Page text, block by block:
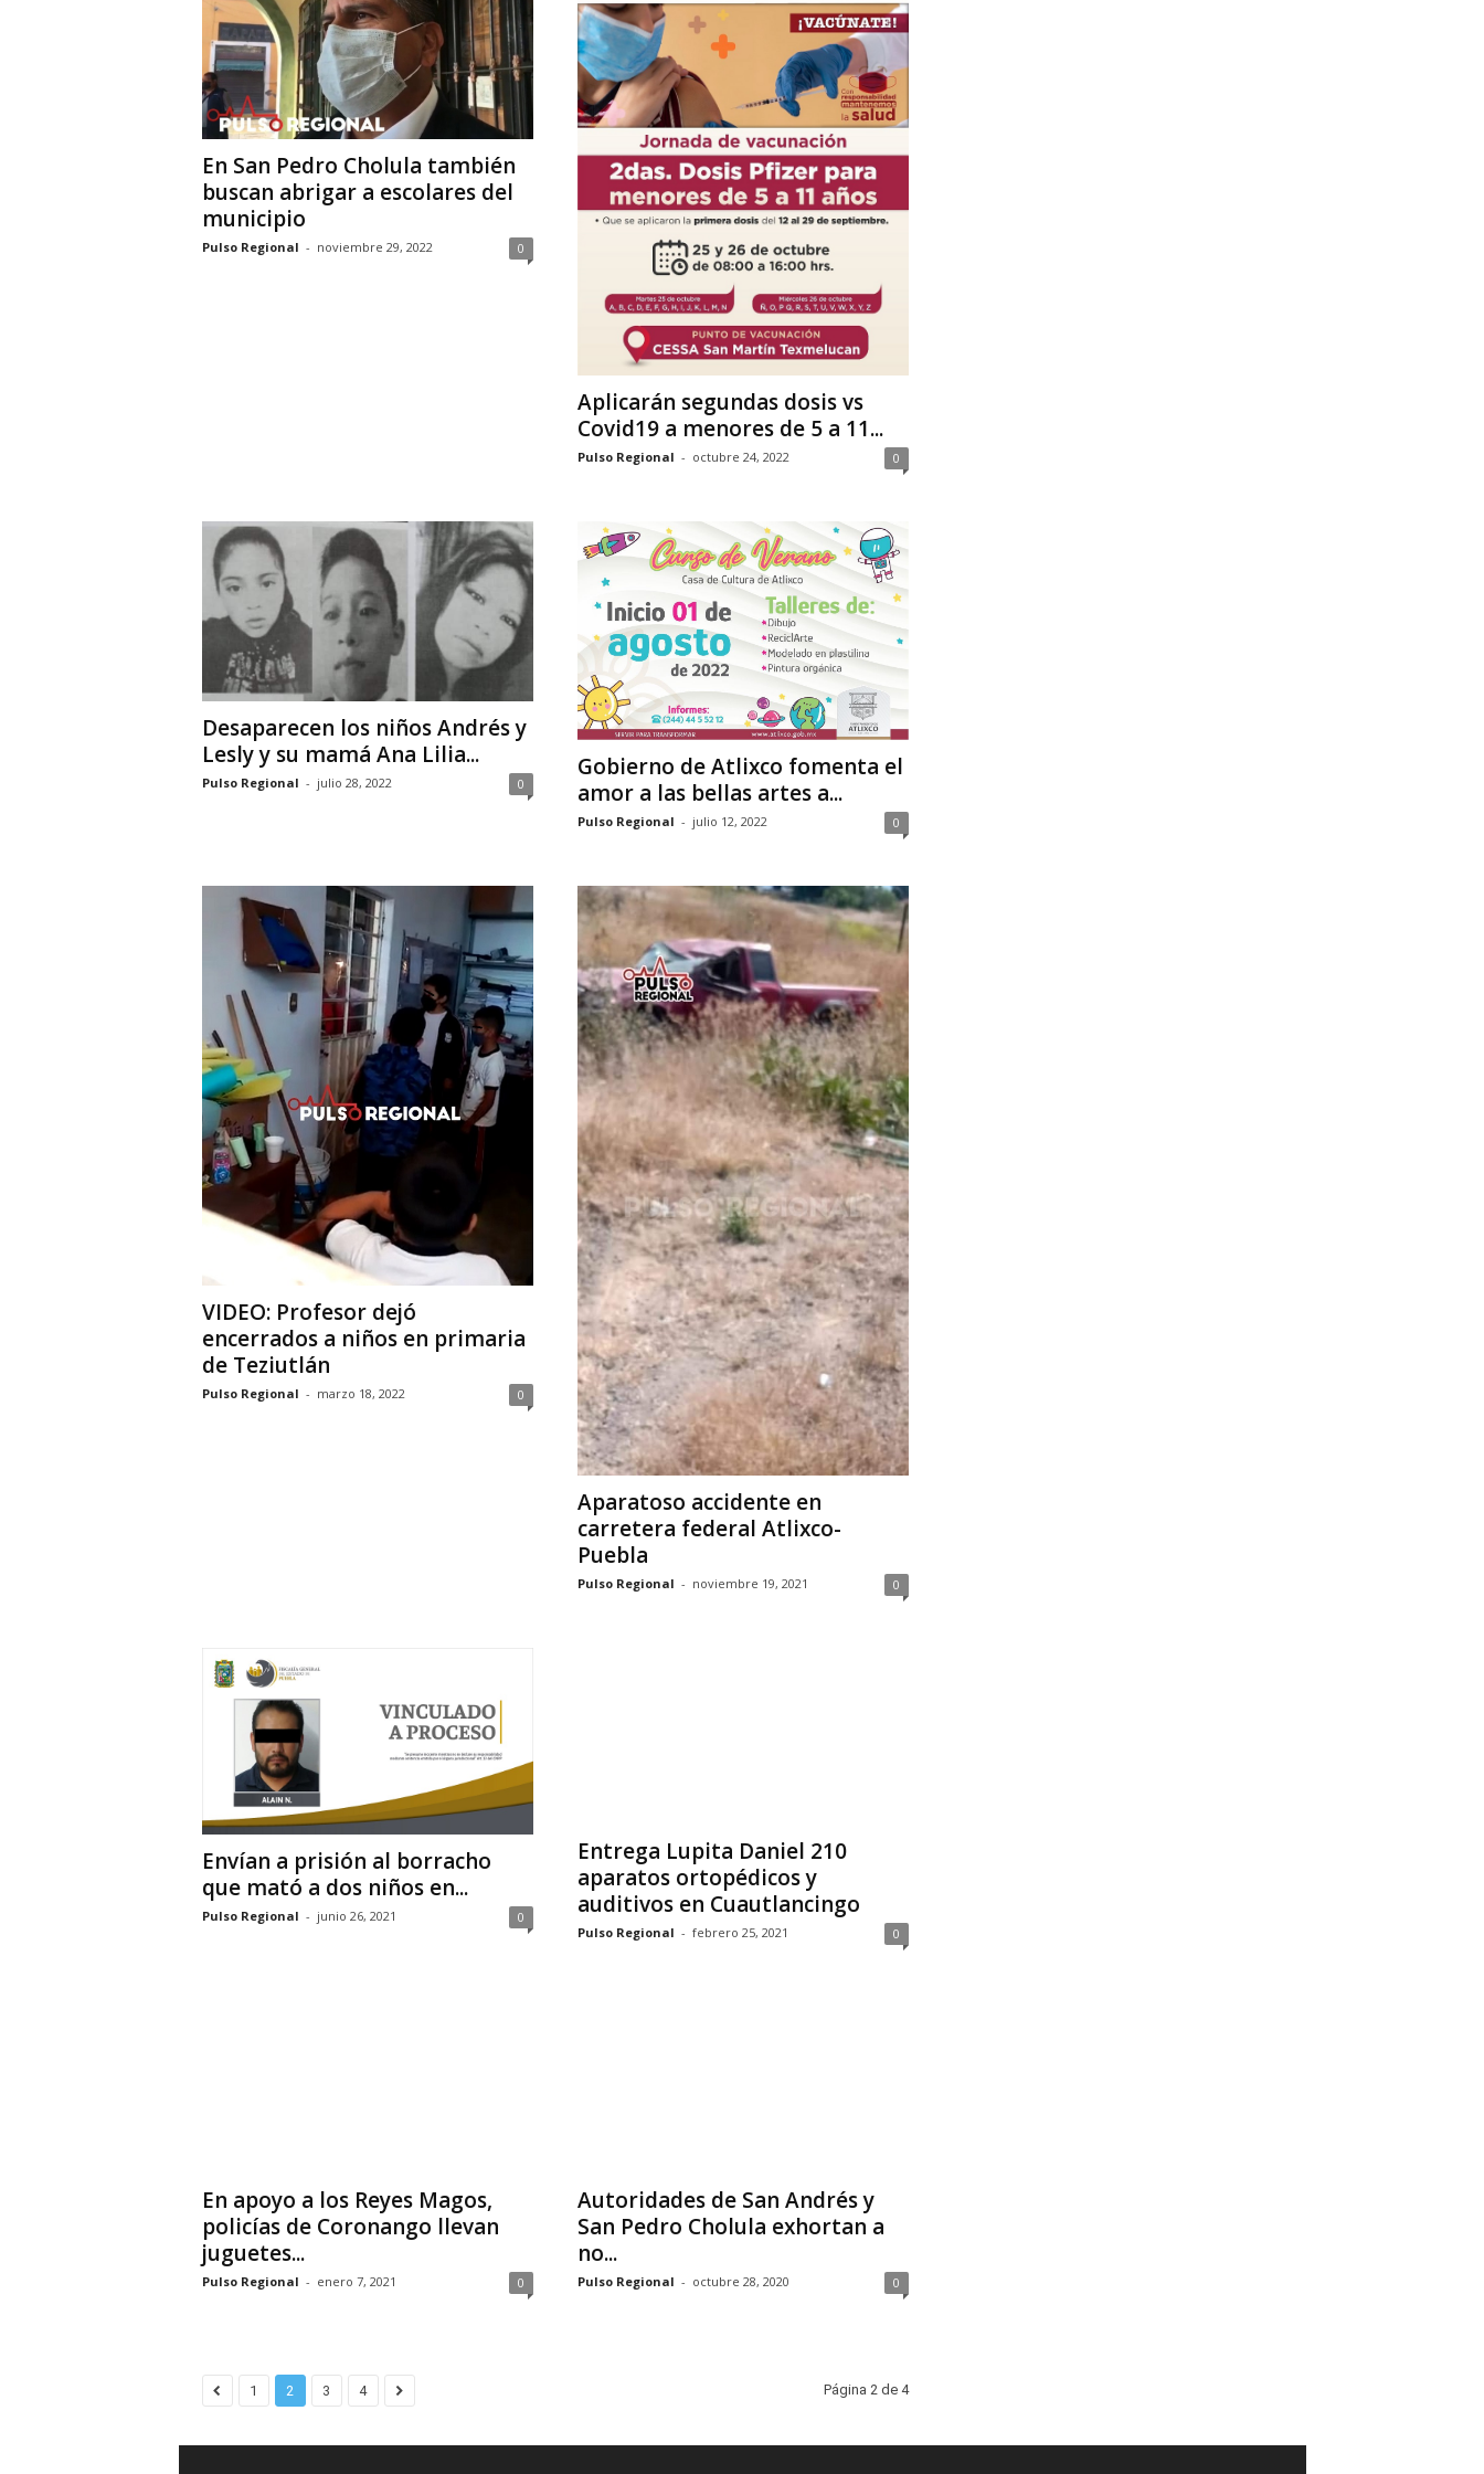
En San Pedro Cholula también
buscan abrigar a escolares del
municipio
Pulso Regional - noviembre 29, 2022 0
Aplicarán segundas dosis vs
Covid19 a menores de 5 a 11...
Pulso Regional - octubre 24, 2022 0
Desaparecen los niños Andrés y
Lesly y su mamá Ana Lilia...
Pulso Regional - julio 28, 2022 0
Gobierno de Atlixco fomenta el
amor a las bellas artes a...
Pulso Regional - julio 12, 2022 0
VIDEO: Profesor dejó
encerrados a niños en primaria
de Teziutlán
Pulso Regional - marzo 18, 2022 0
Aparatoso accidente en
carretera federal Atlixco-
Puebla
Pulso Regional - noviembre 19, 2021 0
Envían a prisión al borracho
que mató a dos niños en...
Pulso Regional - junio 26, 2021 0
Entrega Lupita Daniel 210
aparatos ortopédicos y
auditivos en Cuautlancingo
Pulso Regional - febrero 25, 2021 0
En apoyo a los Reyes Magos,
policías de Coronango llevan
juguetes...
Pulso Regional - enero 7, 2021 0
Autoridades de San Andrés y
San Pedro Cholula exhortan a
no...
Pulso Regional - octubre 28, 2020 0
1 2 3 4 Página 2 de 4